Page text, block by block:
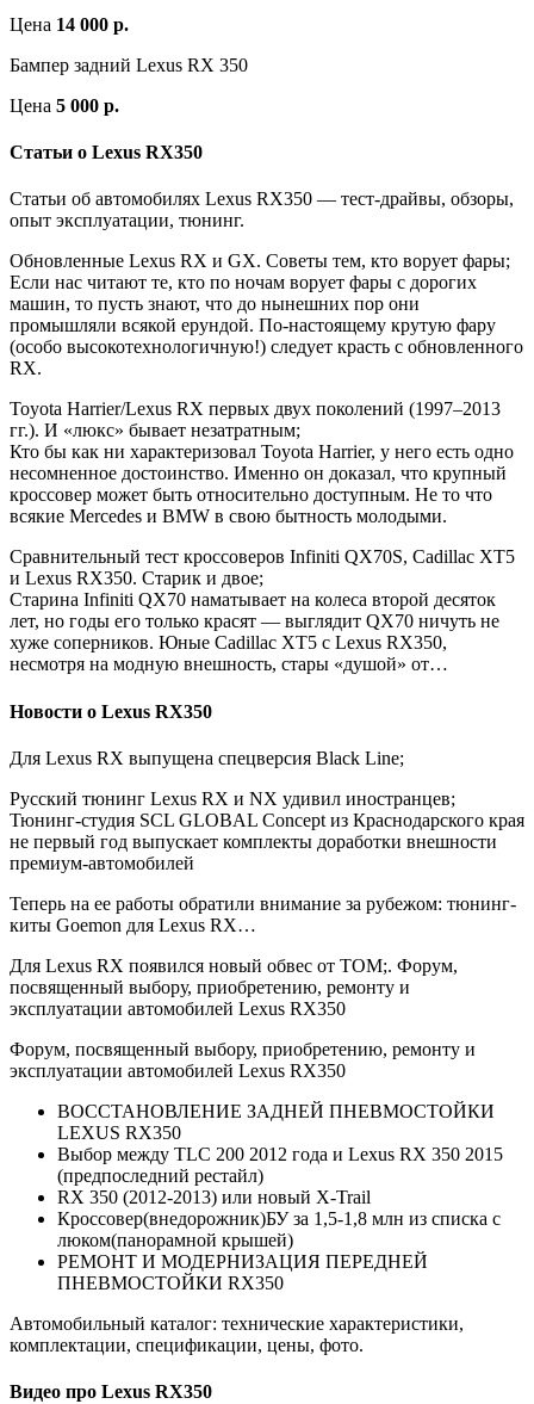
Цена 14 000 р.
Бампер задний Lexus RX 350
Цена 5 000 р.
Статьи о Lexus RX350
Статьи об автомобилях Lexus RX350 — тест-драйвы, обзоры,
опыт эксплуатации, тюнинг.
Обновленные Lexus RX и GX. Советы тем, кто ворует фары;
Если нас читают те, кто по ночам ворует фары с дорогих
машин, то пусть знают, что до нынешних пор они
промышляли всякой ерундой. По-настоящему крутую фару
(особо высокотехнологичную!) следует красть с обновленного
RX.
Toyota Harrier/Lexus RX первых двух поколений (1997–2013
гг.). И «люкс» бывает незатратным;
Кто бы как ни характеризовал Toyota Harrier, у него есть одно
несомненное достоинство. Именно он доказал, что крупный
кроссовер может быть относительно доступным. Не то что
всякие Mercedes и BMW в свою бытность молодыми.
Сравнительный тест кроссоверов Infiniti QX70S, Cadillac XT5
и Lexus RX350. Старик и двое;
Старина Infiniti QX70 наматывает на колеса второй десяток
лет, но годы его только красят — выглядит QX70 ничуть не
хуже соперников. Юные Cadillac XT5 с Lexus RX350,
несмотря на модную внешность, стары «душой» от…
Новости о Lexus RX350
Для Lexus RX выпущена спецверсия Black Line;
Русский тюнинг Lexus RX и NX удивил иностранцев;
Тюнинг-студия SCL GLOBAL Concept из Краснодарского края
не первый год выпускает комплекты доработки внешности
премиум-автомобилей
Теперь на ее работы обратили внимание за рубежом: тюнинг-
киты Goemon для Lexus RX…
Для Lexus RX появился новый обвес от TOM;. Форум,
посвященный выбору, приобретению, ремонту и
эксплуатации автомобилей Lexus RX350
Форум, посвященный выбору, приобретению, ремонту и
эксплуатации автомобилей Lexus RX350
ВОССТАНОВЛЕНИЕ ЗАДНЕЙ ПНЕВМОСТОЙКИ
LEXUS RX350
Выбор между TLC 200 2012 года и Lexus RX 350 2015
(предпоследний рестайл)
RX 350 (2012-2013) или новый X-Trail
Кроссовер(внедорожник)БУ за 1,5-1,8 млн из списка с
люком(панорамной крышей)
РЕМОНТ И МОДЕРНИЗАЦИЯ ПЕРЕДНЕЙ
ПНЕВМОСТОЙКИ RX350
Автомобильный каталог: технические характеристики,
комплектации, спецификации, цены, фото.
Видео про Lexus RX350